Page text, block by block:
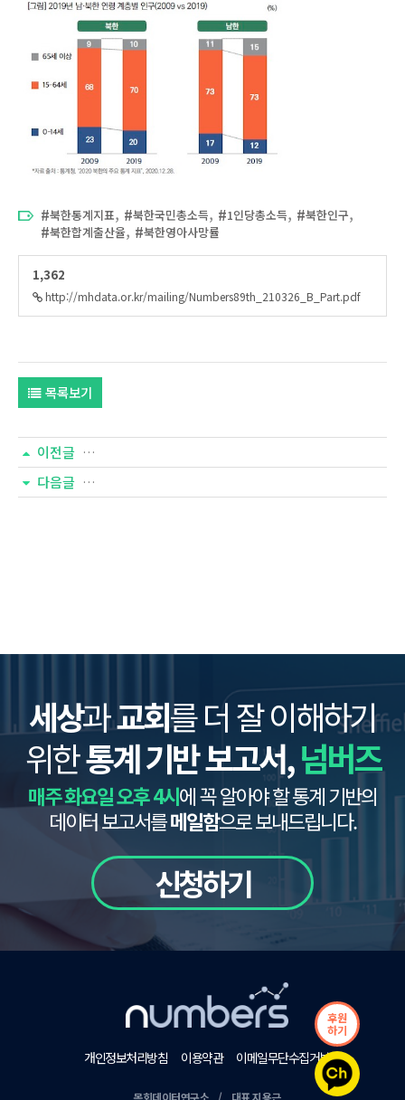
후원
하기
북한통계지표, 북한국민총소득, 1인당총소득, 북한인구,
북한합계출산율, 북한영아사망률
1,362
http://mhdata.or.kr/mailing/Numbers89th_210326_B_Part.pdf
목록보기
이전글
다음글
세상과교회를 더 잘 이해하기
위한통계 기반 보고서,넘버즈
매주 화요일 오후 4시에 꼭 알아야 할 통계 기반의
데이터 보고서를메일함으로 보내드립니다.
신청하기
개인정보처리방침 이용약관 이메일무단수집거부